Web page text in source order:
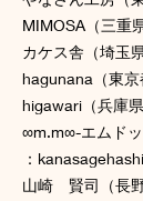
MIMOSA（三重県
カケス舎（埼玉県
hagunana（東京
higawari（兵庫県
∞m.m∞-エムドッ
：
山崎 賢司（長野